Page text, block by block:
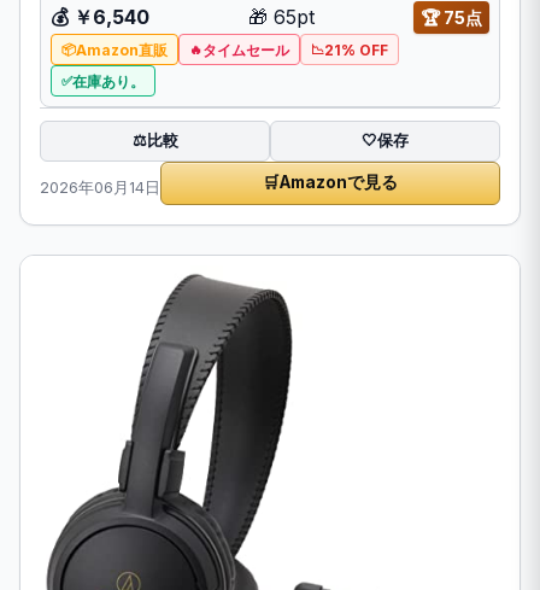
💰 ￥6,540 🎁 65pt 🏆 75点
Amazon直販 タイムセール
21% OFF
在庫あり。
⚖️比較 🤍保存
2026年06月14日 🛒Amazonで見る